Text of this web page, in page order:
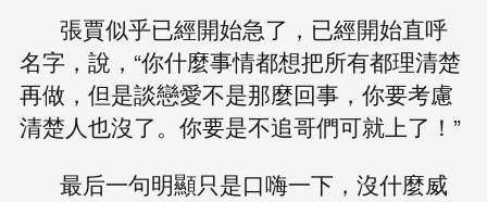
張賈似乎已經開始急了，已經開始直呼
名字，說，“你什麼事情都想把所有都理清楚
再做，但是談戀愛不是那麼回事，你要考慮
清楚人也沒了。你要是不追哥們可就上了！”
最后一句明顯只是口嗨一下，沒什麼威